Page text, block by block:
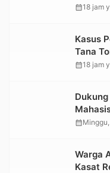
calendar_month18 jam
Kasus
Tana
calendar_month18 jam
calendar_month
Warga
Kasat